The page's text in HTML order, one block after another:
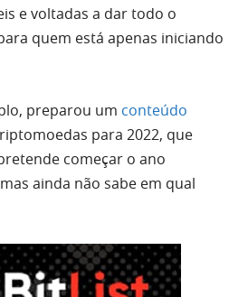
e voltadas a dar todo o
quem está apenas iniciando
preparou um conteúdo
para 2022, que
começar o ano
ainda não sabe em qual